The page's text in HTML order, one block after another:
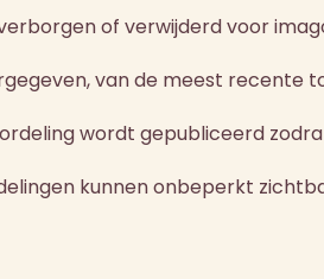
of verwijderd voor
van de meest recente
wordt gepubliceerd
kunnen onbeperkt